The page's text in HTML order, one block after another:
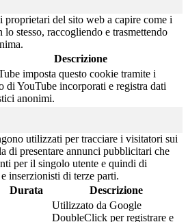
proprietari del sito web a capire come i
stesso, raccogliendo e trasmettendo
Descrizione
imposta questo cookie tramite i
di YouTube incorporati e registra dati
anonimi.
utilizzati per tracciare i visitatori sui
di presentare annunci pubblicitari che
per il singolo utente e quindi di
inserzionisti di terze parti.
Durata Descrizione
Utilizzato da Google
DoubleClick per registrare e